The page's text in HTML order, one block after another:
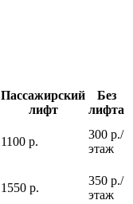
Пассажирский
лифт
Без
лифта
1100 р.
300 р./
этаж
1550 р.
350 р./
этаж